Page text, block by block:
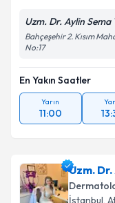
Uzm. Dr. Aylin Sema
Bahçeşehir 2. Kısım
No:17
En Yakın Saatler
Yarın
11:00
Uzm. Dr.
İstanbul,